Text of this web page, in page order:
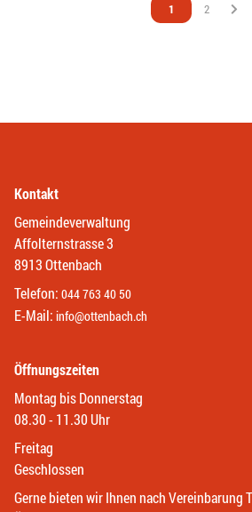
Vous êtes sur la
1 Vous êtes
2
Kontakt
Gemeindeverwaltung
Affolternstrasse 3
8913 Ottenbach
Telefon: 044 763 40 50
E-Mail: info@ottenbach.ch
Öffnungszeiten
Montag bis Donnerstag
08.30 - 11.30 Uhr
Freitag
Geschlossen
Gerne bieten wir Ihnen nach Vereinbarung